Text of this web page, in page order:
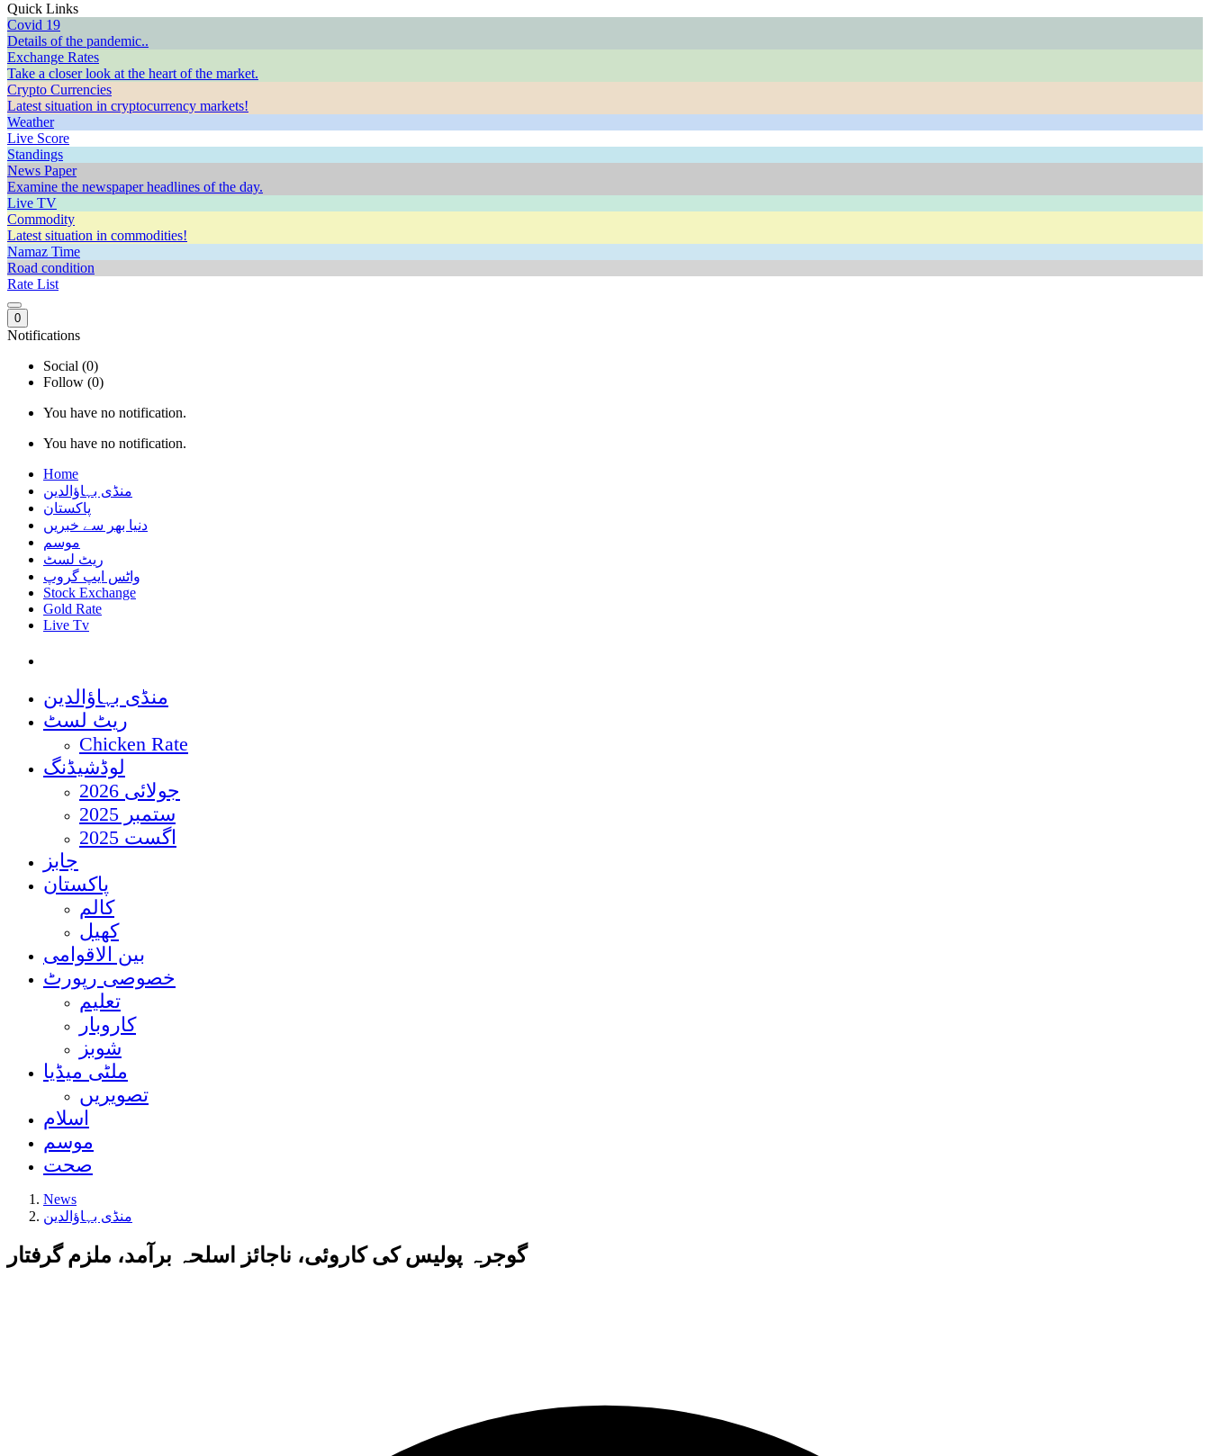
Quick Links
Covid 19
Details of the pandemic..
Exchange Rates
Take a closer look at the heart of the market.
Crypto Currencies
Latest situation in cryptocurrency markets!
Weather
Live Score
Standings
News Paper
Examine the newspaper headlines of the day.
Live TV
Commodity
Latest situation in commodities!
Namaz Time
Road condition
Rate List
0
Notifications
Social (0)
Follow (0)
You have no notification.
You have no notification.
Home
منڈی بہاؤالدین
پاکستان
دنیا بھر سے خبریں
موسم
ریٹ لسٹ
واٹس ایپ گروپ
Stock Exchange
Gold Rate
Live Tv
منڈی بہاؤالدین
ریٹ لسٹ
Chicken Rate
لوڈشیڈنگ
جولائی 2026
ستمبر 2025
اگست 2025
جابز
پاکستان
کالم
کھیل
بین الاقوامی
خصوصی رپورٹ
تعلیم
کاروبار
شوبز
ملٹی میڈیا
تصویریں
اسلام
موسم
صحت
News
منڈی بہاؤالدین
گوجرہ پولیس کی کاروئی، ناجائز اسلحہ برآمد، ملزم گرفتار